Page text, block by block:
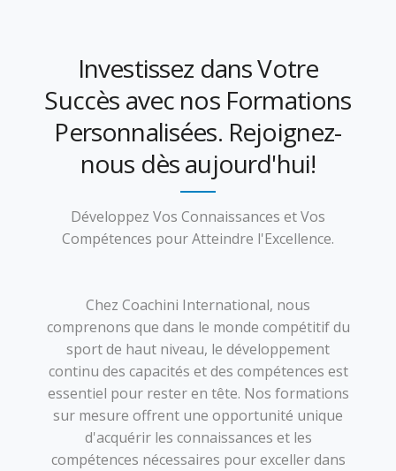
Investissez dans Votre
Succès avec nos Formations
Personnalisées. Rejoignez-
nous dès aujourd'hui!
Développez Vos Connaissances et Vos
Compétences pour Atteindre l'Excellence.
Chez Coachini International, nous
comprenons que dans le monde compétitif du
sport de haut niveau, le développement
continu des capacités et des compétences est
essentiel pour rester en tête. Nos formations
sur mesure offrent une opportunité unique
d'acquérir les connaissances et les
compétences nécessaires pour exceller dans